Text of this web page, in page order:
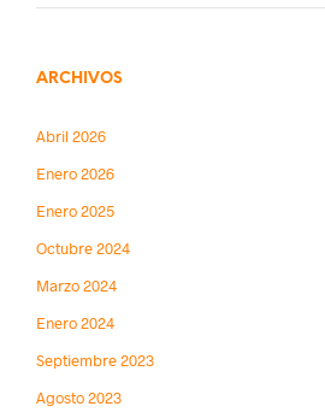
ARCHIVOS
Abril 2026
Enero 2026
Enero 2025
Octubre 2024
Marzo 2024
Enero 2024
Septiembre 2023
Agosto 2023